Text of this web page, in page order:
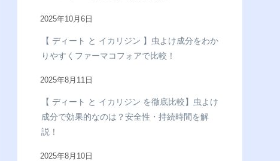
2025年10月6日
【 ディート と イカリジン 】虫よけ成分をわか
りやすくファーマコフォアで比較！
2025年8月11日
【 ディート と イカリジン を徹底比較】虫よけ
成分で効果的なのは？安全性・持続時間を解
説！
2025年8月10日